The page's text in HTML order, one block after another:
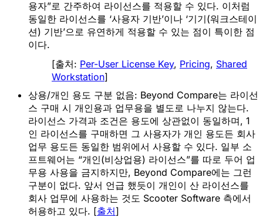
동일한 라이선스를 ‘사용자 기반’이나 ‘기기(워크스테이
션) 기반’으로 유연하게 적용할 수 있는 점이 특이한 점
이다.
[출처: Per-User License Key, Pricing, Shared
Workstation]
상용/개인 용도 구분 없음: Beyond Compare는 라이선
라이선스 가격과 조건은 용도에 상관없이 동일하며, 1
인 라이선스를 구매하면 그 사용자가 개인 용도든 회사
업무 용도든 동일한 범위에서 사용할 수 있다. 일부 소
프트웨어는 “개인(비상업용) 라이선스”를 따로 두어 업
무용 사용을 금지하지만, Beyond Compare에는 그런
구분이 없다. 앞서 언급 했듯이 개인이 산 라이선스를
회사 업무에 사용하는 것도 Scooter Software 측에서
허용하고 있다. [출처]